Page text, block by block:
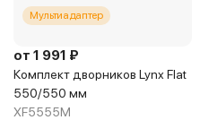
Мультиадаптер
от 1 991 ₽
Комплект дворников Lynx Flat
550/550 мм
XF5555M